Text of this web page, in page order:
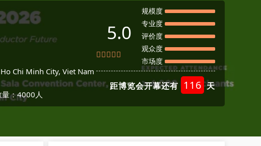
Chi Minh City, Viet Nam
量：4000人
5.0
规模度
专业度
评价度
观众度
市场度
距博览会开幕还有 116 天